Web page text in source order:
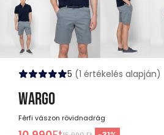
5 (1 értékelés alapján)
WARGO
Férfi vászon rövidnadrág